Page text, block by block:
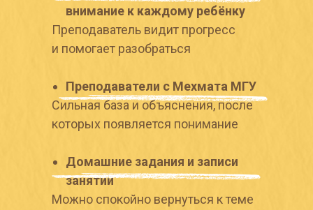
внимание к каждому ребёнку
Преподаватель видит прогресс
и помогает разобраться
Преподаватели с Мехмата МГУ
Сильная база и объяснения, после
которых появляется понимание
Домашние задания и записи
занятий
Можно спокойно вернуться к теме